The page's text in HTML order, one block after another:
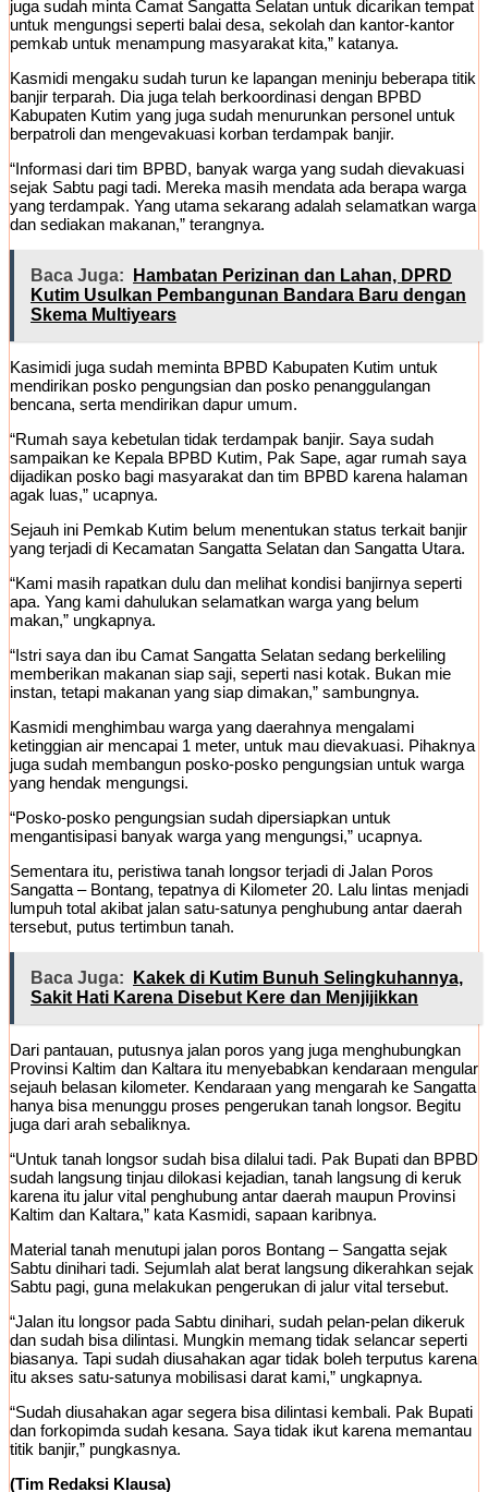
juga sudah minta Camat Sangatta Selatan untuk dicarikan tempat
untuk mengungsi seperti balai desa, sekolah dan kantor-kantor
pemkab untuk menampung masyarakat kita,” katanya.
Kasmidi mengaku sudah turun ke lapangan meninju beberapa titik
banjir terparah. Dia juga telah berkoordinasi dengan BPBD
Kabupaten Kutim yang juga sudah menurunkan personel untuk
berpatroli dan mengevakuasi korban terdampak banjir.
“Informasi dari tim BPBD, banyak warga yang sudah dievakuasi
sejak Sabtu pagi tadi. Mereka masih mendata ada berapa warga
yang terdampak. Yang utama sekarang adalah selamatkan warga
dan sediakan makanan,” terangnya.
Baca Juga:
Hambatan Perizinan dan Lahan, DPRD
Kutim Usulkan Pembangunan Bandara Baru dengan
Skema Multiyears
Kasimidi juga sudah meminta BPBD Kabupaten Kutim untuk
mendirikan posko pengungsian dan posko penanggulangan
bencana, serta mendirikan dapur umum.
“Rumah saya kebetulan tidak terdampak banjir. Saya sudah
sampaikan ke Kepala BPBD Kutim, Pak Sape, agar rumah saya
dijadikan posko bagi masyarakat dan tim BPBD karena halaman
agak luas,” ucapnya.
Sejauh ini Pemkab Kutim belum menentukan status terkait banjir
yang terjadi di Kecamatan Sangatta Selatan dan Sangatta Utara.
“Kami masih rapatkan dulu dan melihat kondisi banjirnya seperti
apa. Yang kami dahulukan selamatkan warga yang belum
makan,” ungkapnya.
“Istri saya dan ibu Camat Sangatta Selatan sedang berkeliling
memberikan makanan siap saji, seperti nasi kotak. Bukan mie
instan, tetapi makanan yang siap dimakan,” sambungnya.
Kasmidi menghimbau warga yang daerahnya mengalami
ketinggian air mencapai 1 meter, untuk mau dievakuasi. Pihaknya
juga sudah membangun posko-posko pengungsian untuk warga
yang hendak mengungsi.
“Posko-posko pengungsian sudah dipersiapkan untuk
mengantisipasi banyak warga yang mengungsi,” ucapnya.
Sementara itu, peristiwa tanah longsor terjadi di Jalan Poros
Sangatta – Bontang, tepatnya di Kilometer 20. Lalu lintas menjadi
lumpuh total akibat jalan satu-satunya penghubung antar daerah
tersebut, putus tertimbun tanah.
Baca Juga:
Kakek di Kutim Bunuh Selingkuhannya,
Sakit Hati Karena Disebut Kere dan Menjijikkan
Dari pantauan, putusnya jalan poros yang juga menghubungkan
Provinsi Kaltim dan Kaltara itu menyebabkan kendaraan mengular
sejauh belasan kilometer. Kendaraan yang mengarah ke Sangatta
hanya bisa menunggu proses pengerukan tanah longsor. Begitu
juga dari arah sebaliknya.
“Untuk tanah longsor sudah bisa dilalui tadi. Pak Bupati dan BPBD
sudah langsung tinjau dilokasi kejadian, tanah langsung di keruk
karena itu jalur vital penghubung antar daerah maupun Provinsi
Kaltim dan Kaltara,” kata Kasmidi, sapaan karibnya.
Material tanah menutupi jalan poros Bontang – Sangatta sejak
Sabtu dinihari tadi. Sejumlah alat berat langsung dikerahkan sejak
Sabtu pagi, guna melakukan pengerukan di jalur vital tersebut.
“Jalan itu longsor pada Sabtu dinihari, sudah pelan-pelan dikeruk
dan sudah bisa dilintasi. Mungkin memang tidak selancar seperti
biasanya. Tapi sudah diusahakan agar tidak boleh terputus karena
itu akses satu-satunya mobilisasi darat kami,” ungkapnya.
“Sudah diusahakan agar segera bisa dilintasi kembali. Pak Bupati
dan forkopimda sudah kesana. Saya tidak ikut karena memantau
titik banjir,” pungkasnya.
(Tim Redaksi Klausa)